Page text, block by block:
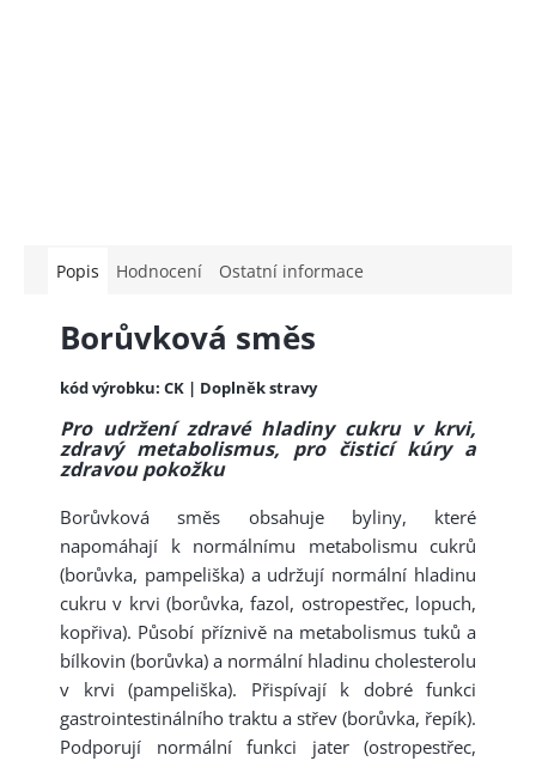
Popis Hodnocení Ostatní informace
Borůvková směs
kód výrobku: CK | Doplněk stravy
Pro udržení zdravé hladiny cukru v krvi,
zdravý metabolismus, pro čisticí kúry a
zdravou pokožku
Borůvková směs obsahuje byliny, které
napomáhají k normálnímu metabolismu cukrů
(borůvka, pampeliška) a udržují normální hladinu
cukru v krvi (borůvka, fazol, ostropestřec, lopuch,
kopřiva). Působí příznivě na metabolismus tuků a
bílkovin (borůvka) a normální hladinu cholesterolu
v krvi (pampeliška). Přispívají k dobré funkci
gastrointestinálního traktu a střev (borůvka, řepík).
Podporují normální funkci jater (ostropestřec,